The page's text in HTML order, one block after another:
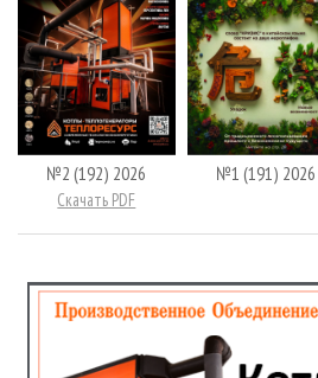
№2 (192) 2026
Скачать PDF
№1 (191) 2026